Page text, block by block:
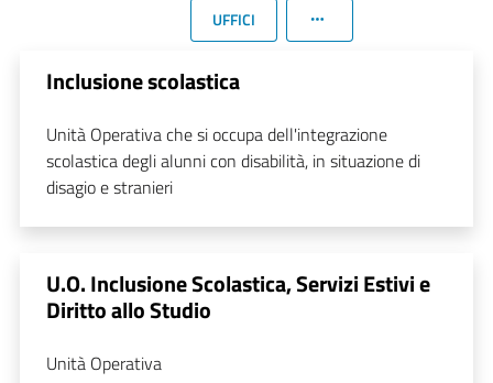
UFFICI
Inclusione scolastica
Unità Operativa che si occupa dell'integrazione
scolastica degli alunni con disabilità, in situazione di
disagio e stranieri
U.O. Inclusione Scolastica, Servizi Estivi e
Diritto allo Studio
Unità Operativa